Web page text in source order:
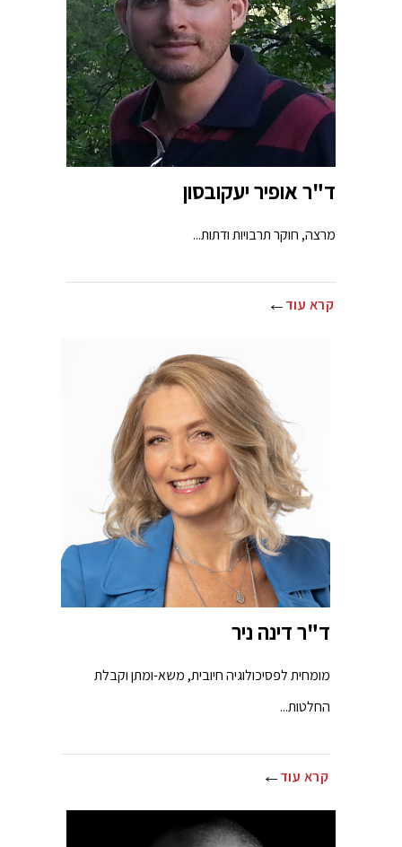
ד"ר אופיר יעקובסון
מרצה, חוקר תרבויות ודתות...
קרא עוד
ד"ר דינה ניר
מומחית לפסיכולוגיה חיובית, משא-ומתן וקבלת
החלטות...
קרא עוד